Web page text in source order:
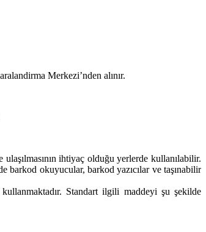
Merkezi’nden alınır.
ihtiyaç olduğu yerlerde kullanılabilir.
barkod okuyucular, barkod yazıcılar ve taşınabilir
Standart ilgili maddeyi şu şekilde